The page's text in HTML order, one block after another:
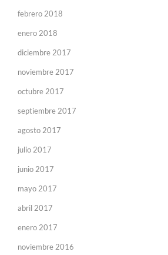
febrero 2018
enero 2018
diciembre 2017
noviembre 2017
octubre 2017
septiembre 2017
agosto 2017
julio 2017
junio 2017
mayo 2017
abril 2017
enero 2017
noviembre 2016